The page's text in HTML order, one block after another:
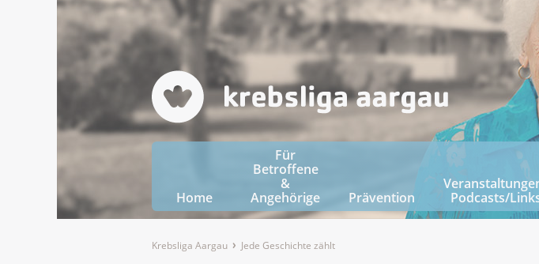
Home
Für
Betroffene
&
Angehörige
Prävention
Podcasts/
Krebsliga Aargau Jede Geschichte zählt